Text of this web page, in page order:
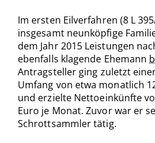
Im ersten Eilverfahren (8 L
insgesamt neunköpfige
dem Jahr 2015 Leistungen
ebenfalls klagende Ehemann
Antragsteller ging zuletzt
Umfang von etwa monatlich
und erzielte Nettoeinkünfte
Euro je Monat. Zuvor war er
Schrottsammler tätig.